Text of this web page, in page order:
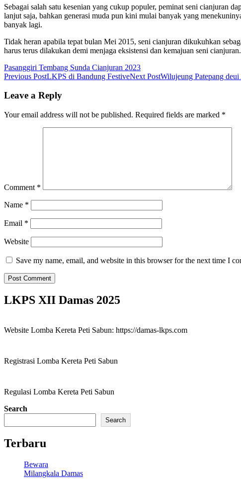
Sebagai salah satu kesenian yang cukup populer, peminat seni cianjuran
lanjut saja, bahkan generasi muda pun kini mulai banyak yang
banyak lagi.
Tidak heran apabila tepat bulan Mei 2015, seni cianjuran dikukuhkan
harus terus dilakukan demi menjaga eksistensi dan kemajuan seni
Pasanggiri Tembang Sunda Cianjuran 2023
Post
navigation
Previous PostLKPS di Bandung FestiveNext PostWilujeung Patepang
Leave a Reply
Your email address will not be published. Required fields are marked *
Comment *
Name *
Email *
Website
Save my name, email, and website in this browser for the next time I
LKPS XII Damas 2025
Website Lomba Kereta Peti Sabun: https://damas-lkps.com
Registrasi Lomba Kereta Peti Sabun
Regulasi Lomba Kereta Peti Sabun
Daya Mahasiswa Sunda
Search
Search
Terbaru
Bewara
Milangkala Damas